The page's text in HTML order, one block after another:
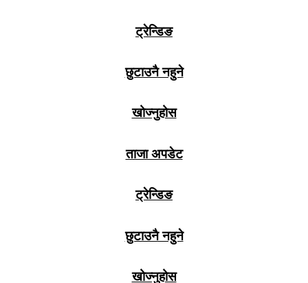
ट्रेन्डिङ
छुटाउनै नहुने
खोज्नुहोस
ताजा अपडेट
ट्रेन्डिङ
छुटाउनै नहुने
खोज्नुहोस